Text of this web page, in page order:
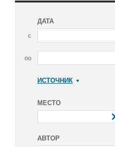
ДАТА
с
по
ИСТОЧНИК
МЕСТО
АВТОР